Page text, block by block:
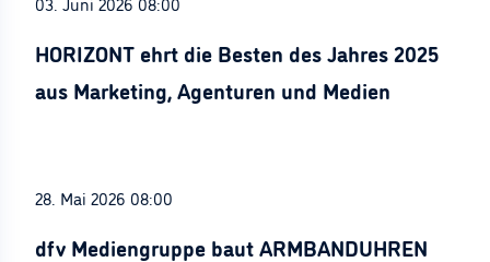
HORIZONT ehrt die Besten des Jahres 2025
aus Marketing, Agenturen und Medien
28. Mai 2026 08:00
dfv Mediengruppe baut ARMBANDUHREN